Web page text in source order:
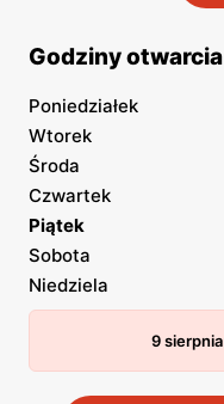
Godziny otwarcia
Poniedziałek
Wtorek
Środa
Czwartek
Piątek
Sobota
Niedziela
9